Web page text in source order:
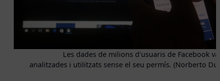
Les dades de milions d'usuaris de Facebook
analitzades i utilitzats sense el seu permís. (Norberto